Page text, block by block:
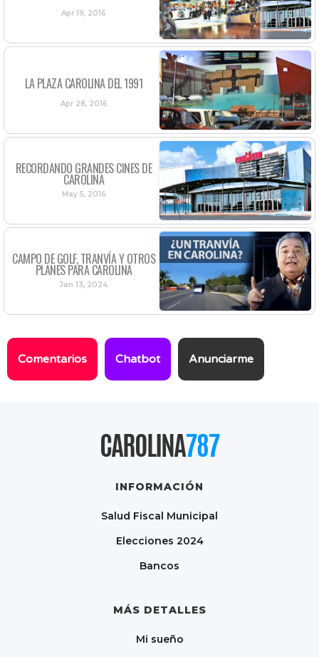
Apr 19, 2016
LA PLAZA CAROLINA DEL 1991
Apr 28, 2016
RECORDANDO GRANDES CINES DE
CAROLINA
May 5, 2016
CAMPO DE GOLF, TRANVÍA Y OTROS
PLANES PARA CAROLINA
Jan 13, 2024
Comentarios Chatbot Anunciarme
CAROLINA787
INFORMACIÓN
Salud Fiscal Municipal
Elecciones 2024
Bancos
MÁS DETALLES
Mi sueño